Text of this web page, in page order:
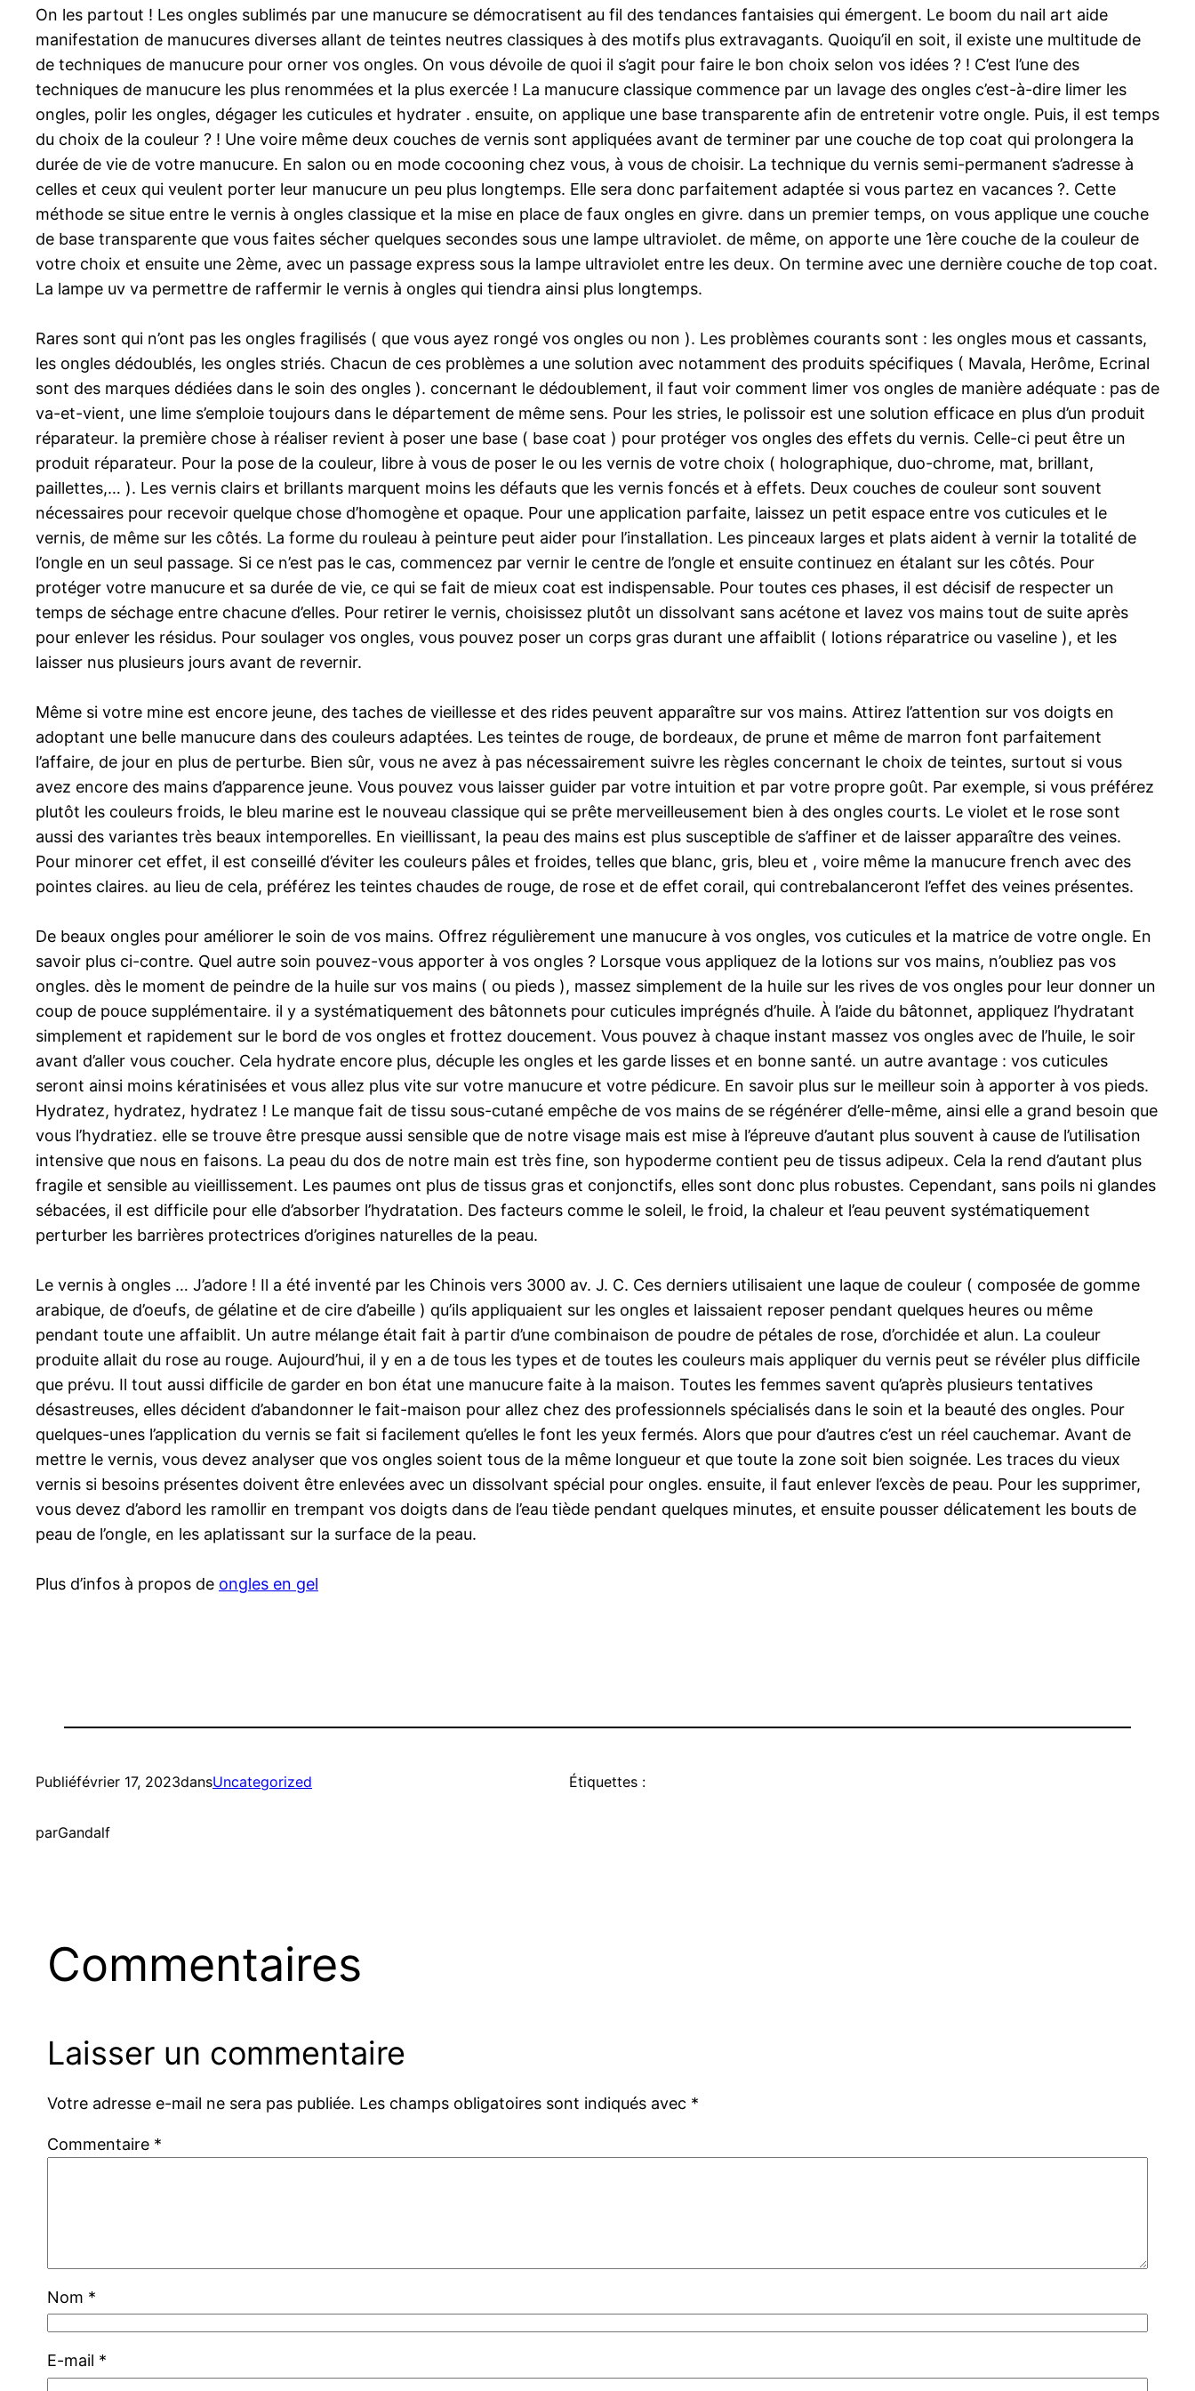
On les partout ! Les ongles sublimés par une manucure se démocratisent au fil des tendances fantaisies qui émergent. Le boom du nail art aide
manifestation de manucures diverses allant de teintes neutres classiques à des motifs plus extravagants. Quoiqu’il en soit, il existe une multitude de
de techniques de manucure pour orner vos ongles. On vous dévoile de quoi il s’agit pour faire le bon choix selon vos idées ? ! C’est l’une des
techniques de manucure les plus renommées et la plus exercée ! La manucure classique commence par un lavage des ongles c’est-à-dire limer les
ongles, polir les ongles, dégager les cuticules et hydrater . ensuite, on applique une base transparente afin de entretenir votre ongle. Puis, il est temps
du choix de la couleur ? ! Une voire même deux couches de vernis sont appliquées avant de terminer par une couche de top coat qui prolongera la
durée de vie de votre manucure. En salon ou en mode cocooning chez vous, à vous de choisir. La technique du vernis semi-permanent s’adresse à
celles et ceux qui veulent porter leur manucure un peu plus longtemps. Elle sera donc parfaitement adaptée si vous partez en vacances ?. Cette
méthode se situe entre le vernis à ongles classique et la mise en place de faux ongles en givre. dans un premier temps, on vous applique une couche
de base transparente que vous faites sécher quelques secondes sous une lampe ultraviolet. de même, on apporte une 1ère couche de la couleur de
votre choix et ensuite une 2ème, avec un passage express sous la lampe ultraviolet entre les deux. On termine avec une dernière couche de top coat.
La lampe uv va permettre de raffermir le vernis à ongles qui tiendra ainsi plus longtemps.
Rares sont qui n’ont pas les ongles fragilisés ( que vous ayez rongé vos ongles ou non ). Les problèmes courants sont : les ongles mous et cassants,
les ongles dédoublés, les ongles striés. Chacun de ces problèmes a une solution avec notamment des produits spécifiques ( Mavala, Herôme, Ecrinal
sont des marques dédiées dans le soin des ongles ). concernant le dédoublement, il faut voir comment limer vos ongles de manière adéquate : pas de
va-et-vient, une lime s’emploie toujours dans le département de même sens. Pour les stries, le polissoir est une solution efficace en plus d’un produit
réparateur. la première chose à réaliser revient à poser une base ( base coat ) pour protéger vos ongles des effets du vernis. Celle-ci peut être un
produit réparateur. Pour la pose de la couleur, libre à vous de poser le ou les vernis de votre choix ( holographique, duo-chrome, mat, brillant,
paillettes,… ). Les vernis clairs et brillants marquent moins les défauts que les vernis foncés et à effets. Deux couches de couleur sont souvent
nécessaires pour recevoir quelque chose d’homogène et opaque. Pour une application parfaite, laissez un petit espace entre vos cuticules et le
vernis, de même sur les côtés. La forme du rouleau à peinture peut aider pour l’installation. Les pinceaux larges et plats aident à vernir la totalité de
l’ongle en un seul passage. Si ce n’est pas le cas, commencez par vernir le centre de l’ongle et ensuite continuez en étalant sur les côtés. Pour
protéger votre manucure et sa durée de vie, ce qui se fait de mieux coat est indispensable. Pour toutes ces phases, il est décisif de respecter un
temps de séchage entre chacune d’elles. Pour retirer le vernis, choisissez plutôt un dissolvant sans acétone et lavez vos mains tout de suite après
pour enlever les résidus. Pour soulager vos ongles, vous pouvez poser un corps gras durant une affaiblit ( lotions réparatrice ou vaseline ), et les
laisser nus plusieurs jours avant de revernir.
Même si votre mine est encore jeune, des taches de vieillesse et des rides peuvent apparaître sur vos mains. Attirez l’attention sur vos doigts en
adoptant une belle manucure dans des couleurs adaptées. Les teintes de rouge, de bordeaux, de prune et même de marron font parfaitement
l’affaire, de jour en plus de perturbe. Bien sûr, vous ne avez à pas nécessairement suivre les règles concernant le choix de teintes, surtout si vous
avez encore des mains d’apparence jeune. Vous pouvez vous laisser guider par votre intuition et par votre propre goût. Par exemple, si vous préférez
plutôt les couleurs froids, le bleu marine est le nouveau classique qui se prête merveilleusement bien à des ongles courts. Le violet et le rose sont
aussi des variantes très beaux intemporelles. En vieillissant, la peau des mains est plus susceptible de s’affiner et de laisser apparaître des veines.
Pour minorer cet effet, il est conseillé d’éviter les couleurs pâles et froides, telles que blanc, gris, bleu et , voire même la manucure french avec des
pointes claires. au lieu de cela, préférez les teintes chaudes de rouge, de rose et de effet corail, qui contrebalanceront l’effet des veines présentes.
De beaux ongles pour améliorer le soin de vos mains. Offrez régulièrement une manucure à vos ongles, vos cuticules et la matrice de votre ongle. En
savoir plus ci-contre. Quel autre soin pouvez-vous apporter à vos ongles ? Lorsque vous appliquez de la lotions sur vos mains, n’oubliez pas vos
ongles. dès le moment de peindre de la huile sur vos mains ( ou pieds ), massez simplement de la huile sur les rives de vos ongles pour leur donner un
coup de pouce supplémentaire. il y a systématiquement des bâtonnets pour cuticules imprégnés d’huile. À l’aide du bâtonnet, appliquez l’hydratant
simplement et rapidement sur le bord de vos ongles et frottez doucement. Vous pouvez à chaque instant massez vos ongles avec de l’huile, le soir
avant d’aller vous coucher. Cela hydrate encore plus, décuple les ongles et les garde lisses et en bonne santé. un autre avantage : vos cuticules
seront ainsi moins kératinisées et vous allez plus vite sur votre manucure et votre pédicure. En savoir plus sur le meilleur soin à apporter à vos pieds.
Hydratez, hydratez, hydratez ! Le manque fait de tissu sous-cutané empêche de vos mains de se régénérer d’elle-même, ainsi elle a grand besoin que
vous l’hydratiez. elle se trouve être presque aussi sensible que de notre visage mais est mise à l’épreuve d’autant plus souvent à cause de l’utilisation
intensive que nous en faisons. La peau du dos de notre main est très fine, son hypoderme contient peu de tissus adipeux. Cela la rend d’autant plus
fragile et sensible au vieillissement. Les paumes ont plus de tissus gras et conjonctifs, elles sont donc plus robustes. Cependant, sans poils ni glandes
sébacées, il est difficile pour elle d’absorber l’hydratation. Des facteurs comme le soleil, le froid, la chaleur et l’eau peuvent systématiquement
perturber les barrières protectrices d’origines naturelles de la peau.
Le vernis à ongles … J’adore ! Il a été inventé par les Chinois vers 3000 av. J. C. Ces derniers utilisaient une laque de couleur ( composée de gomme
arabique, de d’oeufs, de gélatine et de cire d’abeille ) qu’ils appliquaient sur les ongles et laissaient reposer pendant quelques heures ou même
pendant toute une affaiblit. Un autre mélange était fait à partir d’une combinaison de poudre de pétales de rose, d’orchidée et alun. La couleur
produite allait du rose au rouge. Aujourd’hui, il y en a de tous les types et de toutes les couleurs mais appliquer du vernis peut se révéler plus difficile
que prévu. Il tout aussi difficile de garder en bon état une manucure faite à la maison. Toutes les femmes savent qu’après plusieurs tentatives
désastreuses, elles décident d’abandonner le fait-maison pour allez chez des professionnels spécialisés dans le soin et la beauté des ongles. Pour
quelques-unes l’application du vernis se fait si facilement qu’elles le font les yeux fermés. Alors que pour d’autres c’est un réel cauchemar. Avant de
mettre le vernis, vous devez analyser que vos ongles soient tous de la même longueur et que toute la zone soit bien soignée. Les traces du vieux
vernis si besoins présentes doivent être enlevées avec un dissolvant spécial pour ongles. ensuite, il faut enlever l’excès de peau. Pour les supprimer,
vous devez d’abord les ramollir en trempant vos doigts dans de l’eau tiède pendant quelques minutes, et ensuite pousser délicatement les bouts de
peau de l’ongle, en les aplatissant sur la surface de la peau.
Plus d’infos à propos de ongles en gel
Publiéfévrier 17, 2023dansUncategorized
parGandalf
Étiquettes :
Commentaires
Laisser un commentaire
Votre adresse e-mail ne sera pas publiée. Les champs obligatoires sont indiqués avec *
Commentaire *
Nom *
E-mail *